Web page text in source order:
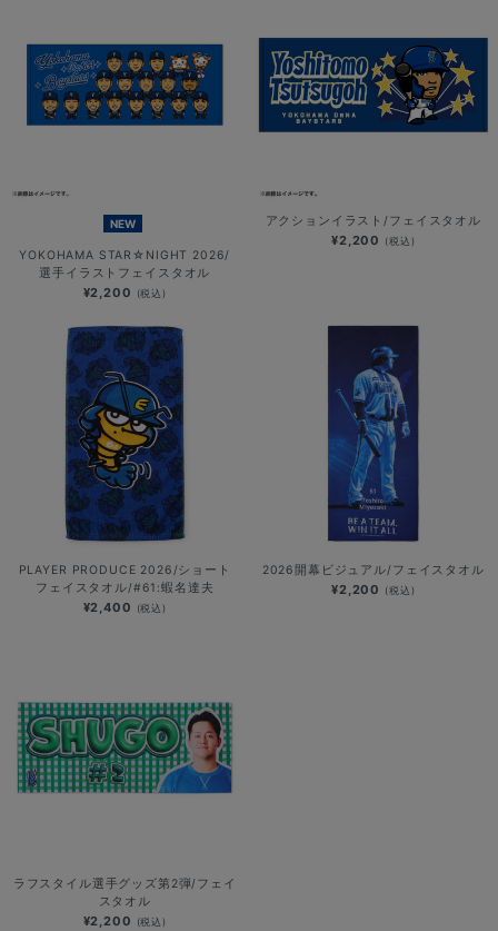
NEW
YOKOHAMA STAR☆NIGHT 2026/
選手イラストフェイスタオル
¥2,200 (税込)
アクションイラスト/フェイスタオル
¥2,200 (税込)
PLAYER PRODUCE 2026/ショート
フェイスタオル/#61:蝦名達夫
¥2,400 (税込)
2026開幕ビジュアル/フェイスタオル
¥2,200 (税込)
ラフスタイル選手グッズ第2弾/フェイ
スタオル
¥2,200 (税込)